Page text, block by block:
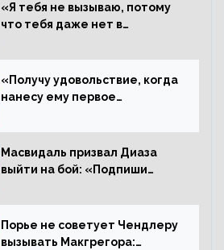
«Я тебя не вызываю, потому
что тебя даже нет в
пауза», сообщает Стерлинг
ответил Сехудо
«Получу удовольствие, когда
нанесу ему первое
Иге – про бой с Евлоевым
Масвидаль призвал Диаза
выйти на бой: «Подпиши
повторим»
Порье не советует Чендлеру
вызывать Макгрегора: